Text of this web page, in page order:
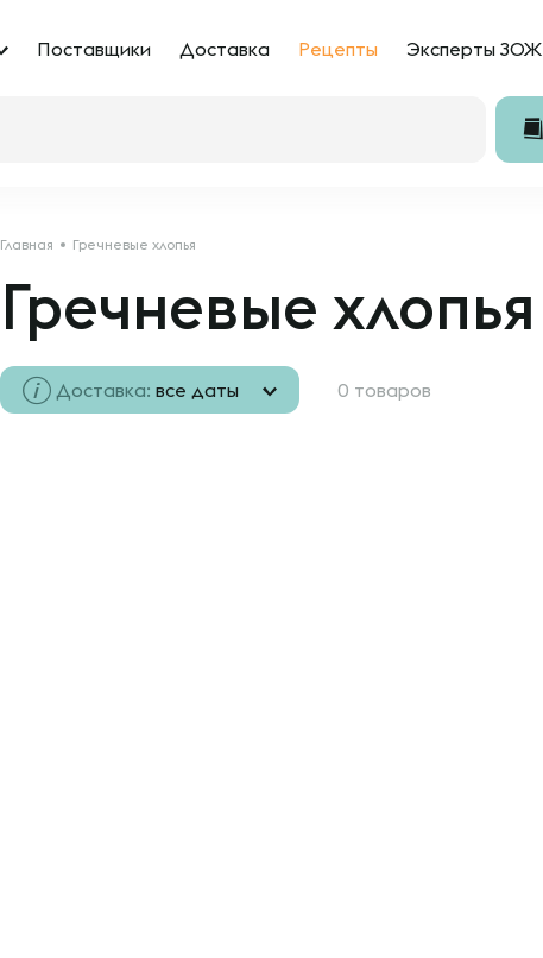
Поставщики Доставка Рецепты Эксперты ЗОЖ
Главная Гречневые хлопья
Гречневые хлопья
Доставка: все даты 0 товаров